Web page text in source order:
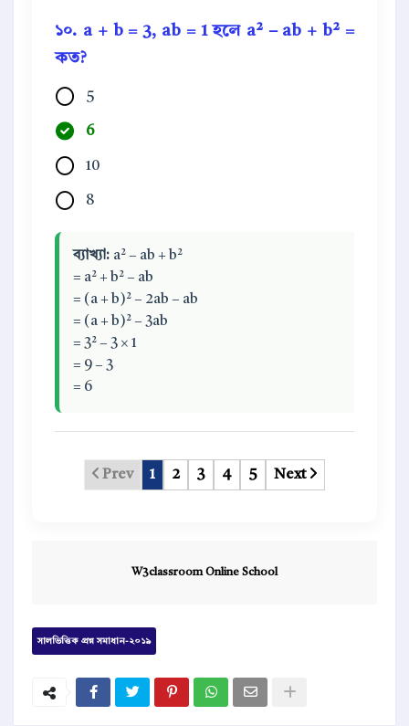
১০. a + b = 3, ab = 1 হলে a² − ab + b² =
কত?
5
6
10
8
ব্যাখ্যা: a² − ab + b²
= a² + b² − ab
= (a + b)² − 2ab − ab
= (a + b)² − 3ab
= 3² − 3 × 1
= 9 − 3
= 6
Prev 1 2 3 4 5 Next
W3classroom Online School
সালভিত্তিক প্রশ্ন সমাধান-২০১৯